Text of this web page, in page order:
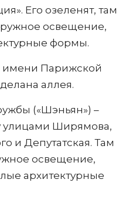
Его озеленят, там
освещение,
формы.
имени Парижской
аллея.
(«Шэньян») –
улицами Ширямова,
и Депутатская. Там
освещение,
архитектурные